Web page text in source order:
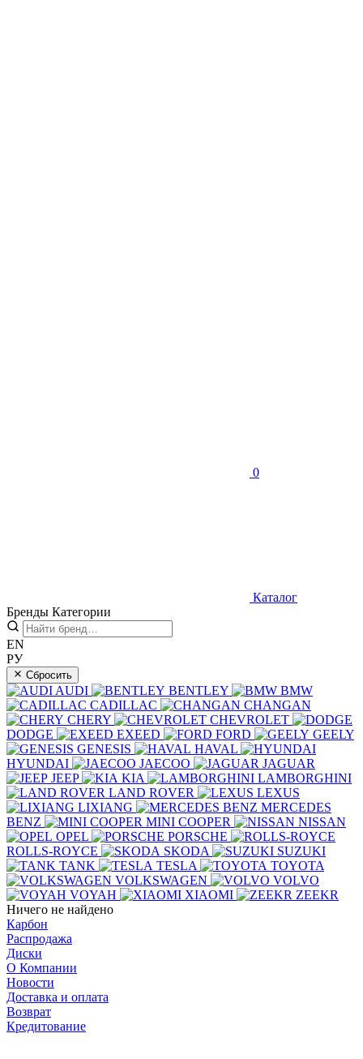
0
Каталог
Бренды Категории
EN
РУ
Сбросить
AUDI BENTLEY
BMW
CADILLAC
CHANGAN
CHERY
CHEVROLET
DODGE
EXEED FORD
GEELY
GENESIS
HAVAL
HYUNDAI
JAECOO
JAGUAR
JEEP
KIA
LAMBORGHINI
LAND ROVER
LEXUS
LIXIANG
MERCEDES
BENZ
MINI COOPER
NISSAN
OPEL
PORSCHE
ROLLS-ROYCE
SKODA
SUZUKI
TANK
TESLA
TOYOTA
VOLKSWAGEN
VOLVO
VOYAH
XIAOMI
ZEEKR
Ничего не найдено
Карбон
Распродажа
Диски
О Компании
Новости
Доставка и оплата
Возврат
Кредитование